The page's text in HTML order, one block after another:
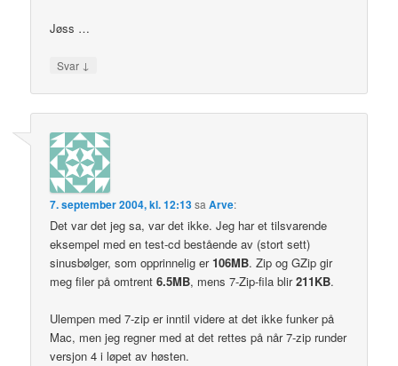
Jøss …
Svar ↓
7. september 2004, kl. 12:13sa Arve:
Det var det jeg sa, var det ikke. Jeg har et tilsvarende
eksempel med en test-cd bestående av (stort sett)
sinusbølger, som opprinnelig er106MB. Zip og GZip gir
meg filer på omtrent6.5MB, mens 7-Zip-fila blir211KB.
Ulempen med 7-zip er inntil videre at det ikke funker på
Mac, men jeg regner med at det rettes på når 7-zip runder
versjon 4 i løpet av høsten.